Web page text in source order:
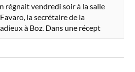
régnait vendredi soir à la salle
la secrétaire de la
à Boz. Dans une récept